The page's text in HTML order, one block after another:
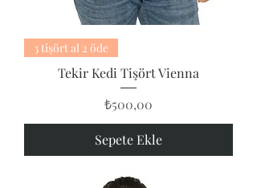
3 tişört al 2 öde
Tekir Kedi Tişört Vienna
Fiyat
₺500,00
Sepete Ekle